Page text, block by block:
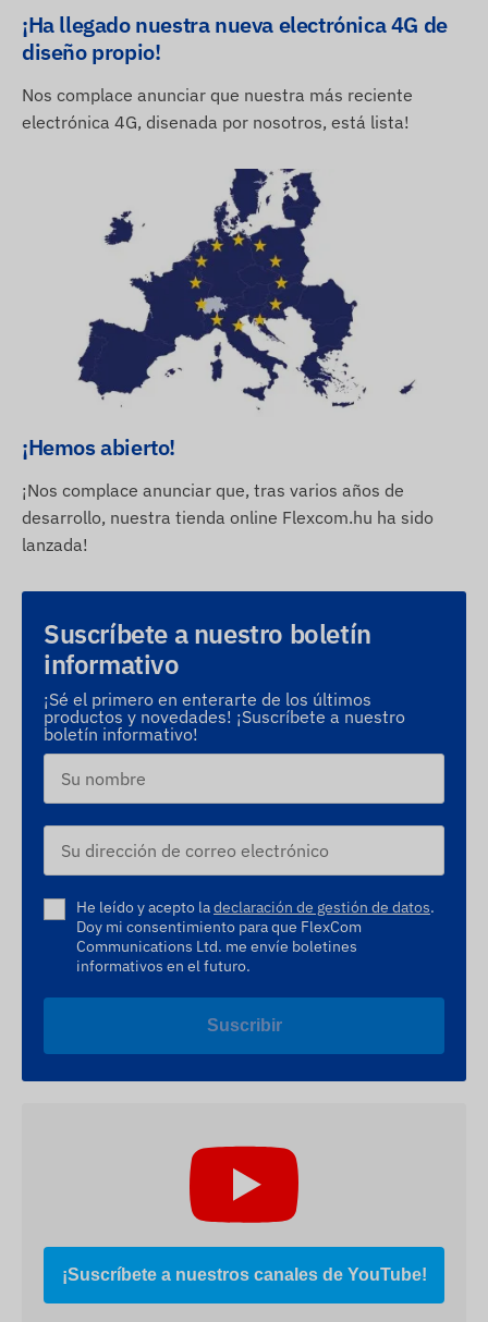
¡Ha llegado nuestra nueva electrónica 4G de
diseño propio!
Nos complace anunciar que nuestra más reciente
electrónica 4G, disenada por nosotros, está lista!
¡Hemos abierto!
¡Nos complace anunciar que, tras varios años de
desarrollo, nuestra tienda online Flexcom.hu ha sido
lanzada!
Suscríbete a nuestro boletín
informativo
¡Sé el primero en enterarte de los últimos
productos y novedades! ¡Suscríbete a nuestro
boletín informativo!
He leído y acepto ladeclaración de gestión de datos.
Doy mi consentimiento para que FlexCom
Communications Ltd. me envíe boletines
informativos en el futuro.
Suscribir
¡Suscríbete a nuestros canales de YouTube!